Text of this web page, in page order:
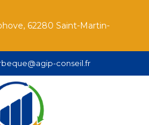
62280 Saint-Martin-
conseil.fr